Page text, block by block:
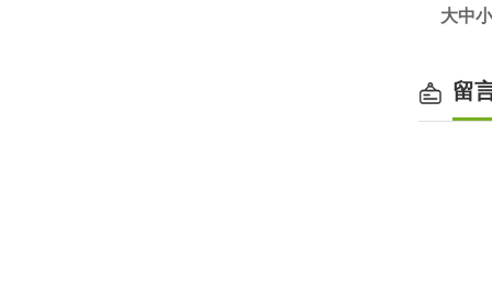
大中
留